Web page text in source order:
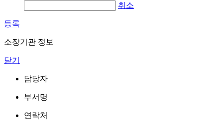
취소
등록
소장기관 정보
닫기
담당자
부서명
연락처